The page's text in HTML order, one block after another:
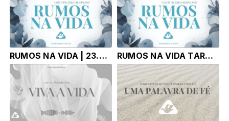
RUMOS NA VIDA | 23.07.26 | Pr. Érico Rodolpho Bussinger RUMOS NA VIDA TARDE | 23.07.26 | Pr. Érico Rodolpho Bussinger